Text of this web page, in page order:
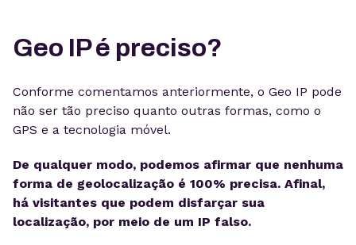
Geo IP é preciso?
Conforme comentamos anteriormente, o Geo IP pode
não ser tão preciso quanto outras formas, como o
GPS e a tecnologia móvel.
De qualquer modo, podemos afirmar que nenhuma
forma de geolocalização é 100% precisa. Afinal,
há visitantes que podem disfarçar sua
localização, por meio de um IP falso.